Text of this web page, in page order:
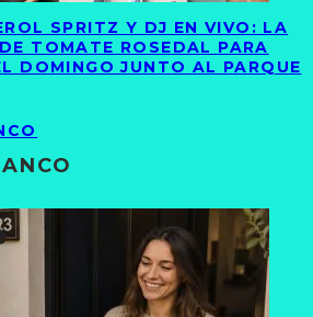
SPRITZ Y DJ EN VIVO: LA
TOMATE ROSEDAL PARA
DOMINGO JUNTO AL PARQUE